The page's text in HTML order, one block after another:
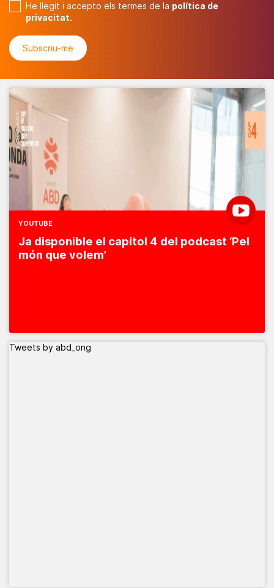
He llegit i accepto els termes de la política de
privacitat.
YOUTUBE
Ja disponible el capítol 4 del podcast ‘Pel
món que volem’
Tweets by abd_ong